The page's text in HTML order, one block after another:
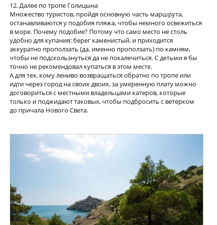
12. Далее по тропе Голицына
Множество туристов, пройдя основную часть маршрута,
останавливаются у подобия пляжа, чтобы немного освежиться
в море. Почему подобие? Потому что само место не столь
удобно для купания: берег каменистый, и приходится
аккуратно проползать (да, именно проползать) по камням,
чтобы не подскользнуться да не покалечиться. С детьми я бы
точно не рекомендовал купаться в этом месте.
А для тех, кому лениво возвращаться обратно по тропе или
идти через город на своих двоих, за умеренную плату можно
договориться с местными владельцами катеров, которые
только и поджидают таковых, чтобы подбросить с ветерком
до причала Нового Света.